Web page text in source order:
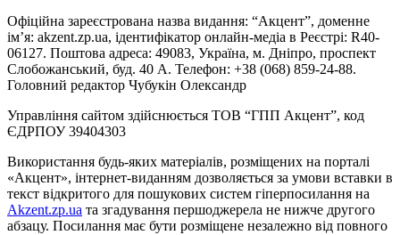
Офіційна зареєстрована назва видання: “Акцент”, доменне
ім’я: akzent.zp.ua, ідентифікатор онлайн-медіа в Реєстрі: R40-
06127. Поштова адреса: 49083, Україна, м. Дніпро, проспект
Слобожанський, буд. 40 А. Телефон: +38 (068) 859-24-88.
Головний редактор Чубукін Олександр
Управління сайтом здійснюється ТОВ “ГПП Акцент”, код
ЄДРПОУ 39404303
Використання будь-яких матеріалів, розміщених на порталі
«Акцент», інтернет-виданням дозволяється за умови вставки в
текст відкритого для пошукових систем гіперпосилання на
Akzent.zp.ua та згадування першоджерела не нижче другого
абзацу. Посилання має бути розміщене незалежно від повного